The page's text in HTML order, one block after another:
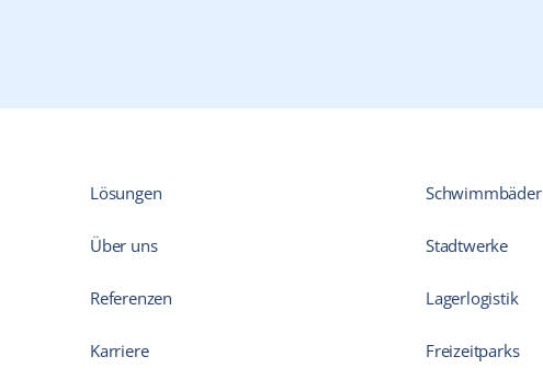
Lösungen
Über uns
Referenzen
Karriere
Schwimmbäder
Stadtwerke
Lagerlogistik
Freizeitparks